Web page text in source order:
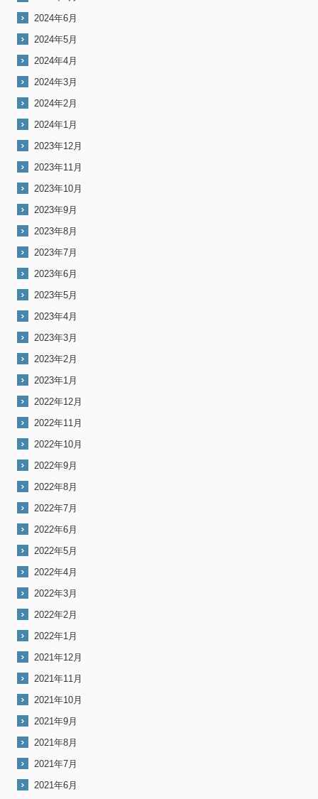
2024年6月
2024年5月
2024年4月
2024年3月
2024年2月
2024年1月
2023年12月
2023年11月
2023年10月
2023年9月
2023年8月
2023年7月
2023年6月
2023年5月
2023年4月
2023年3月
2023年2月
2023年1月
2022年12月
2022年11月
2022年10月
2022年9月
2022年8月
2022年7月
2022年6月
2022年5月
2022年4月
2022年3月
2022年2月
2022年1月
2021年12月
2021年11月
2021年10月
2021年9月
2021年8月
2021年7月
2021年6月